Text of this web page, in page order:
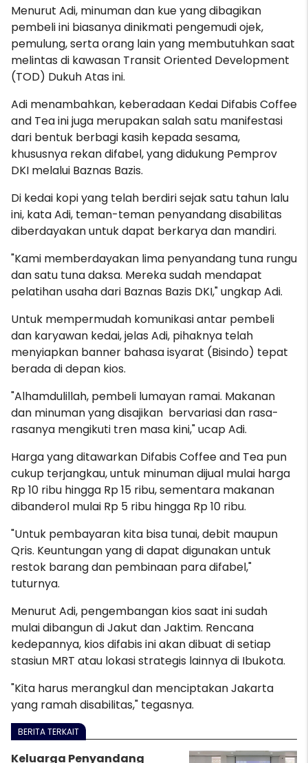
Menurut Adi, minuman dan kue yang dibagikan
pembeli ini biasanya dinikmati pengemudi ojek,
pemulung, serta orang lain yang membutuhkan saat
melintas di kawasan Transit Oriented Development
(TOD) Dukuh Atas ini.
Adi menambahkan, keberadaan Kedai Difabis Coffee
and Tea ini juga merupakan salah satu manifestasi
dari bentuk berbagi kasih kepada sesama,
khususnya rekan difabel, yang didukung Pemprov
DKI melalui Baznas Bazis.
Di kedai kopi yang telah berdiri sejak satu tahun lalu
ini, kata Adi, teman-teman penyandang disabilitas
diberdayakan untuk dapat berkarya dan mandiri.
"Kami memberdayakan lima penyandang tuna rungu
dan satu tuna daksa. Mereka sudah mendapat
pelatihan usaha dari Baznas Bazis DKI," ungkap Adi.
Untuk mempermudah komunikasi antar pembeli
dan karyawan kedai, jelas Adi, pihaknya telah
menyiapkan banner bahasa isyarat (Bisindo) tepat
berada di depan kios.
"Alhamdulillah, pembeli lumayan ramai. Makanan
dan minuman yang disajikan bervariasi dan rasa-
rasanya mengikuti tren masa kini," ucap Adi.
Harga yang ditawarkan Difabis Coffee and Tea pun
cukup terjangkau, untuk minuman dijual mulai harga
Rp 10 ribu hingga Rp 15 ribu, sementara makanan
dibanderol mulai Rp 5 ribu hingga Rp 10 ribu.
"Untuk pembayaran kita bisa tunai, debit maupun
Qris. Keuntungan yang di dapat digunakan untuk
restok barang dan pembinaan para difabel,"
tuturnya.
Menurut Adi, pengembangan kios saat ini sudah
mulai dibangun di Jakut dan Jaktim. Rencana
kedepannya, kios difabis ini akan dibuat di setiap
stasiun MRT atau lokasi strategis lainnya di Ibukota.
"Kita harus merangkul dan menciptakan Jakarta
yang ramah disabilitas," tegasnya.
BERITA TERKAIT
Keluarga Penyandang